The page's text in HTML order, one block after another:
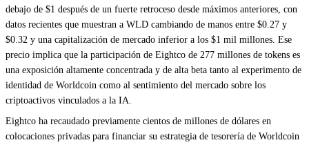
debajo de $1 después de un fuerte retroceso desde máximos anteriores, con
datos recientes que muestran a WLD cambiando de manos entre $0.27 y
$0.32 y una capitalización de mercado inferior a los $1 mil millones. Ese
precio implica que la participación de Eightco de 277 millones de tokens es
una exposición altamente concentrada y de alta beta tanto al experimento de
identidad de Worldcoin como al sentimiento del mercado sobre los
criptoactivos vinculados a la IA.
Eightco ha recaudado previamente cientos de millones de dólares en
colocaciones privadas para financiar su estrategia de tesorería de Worldcoin